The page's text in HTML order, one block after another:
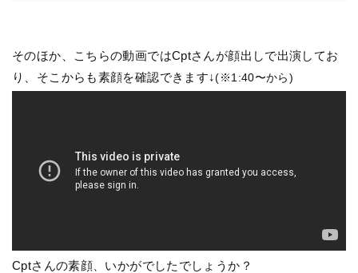
そのほか、こちらの動画ではCptさんが顔出しで出演してお
り、そこからも素顔を確認できます↓(※1:40〜から)
Cptさんの素顔、いかがでしたでしょうか？